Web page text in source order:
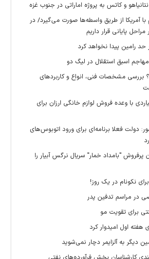
و کاتس به پروژه اماراتی در جنوب غزه
با آمریکا از طریق واسطه‌ها صورت می‌گیرد/ در
پایانی قرار داریم
حد رامین پیدا نخواهد کرد
اسبق استقلال در لیگ دو
مشخصات فنی، انواع و کاربردهای
۱۰۰ میلیاردی با وعده فروش لوازم خانگی ارزان برای
دولت فعلا برنامه‌ای برای ورود اتوبوس‌های
پرفروش "بامداد خمار" سریال نرگس آبیار را
نکونام در یک روز!
مراسم تدفین پدر
برای تقویت مو
هفته اول امیدوار کرد
دیگر به آلزایمر دچار نمی‌شوید